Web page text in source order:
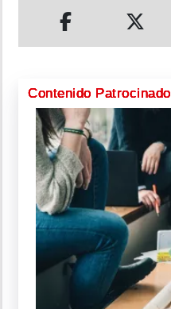
Contenido Patrocinado